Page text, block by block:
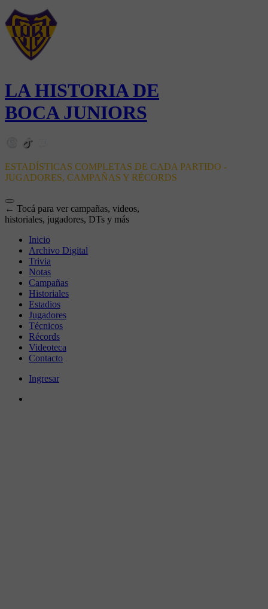
LA HISTORIA DE
BOCA JUNIORS
ESTADÍSTICAS COMPLETAS DE CADA PARTIDO -
JUGADORES, CAMPAÑAS Y RÉCORDS
← Tocá para ver campañas, videos,
historiales, jugadores, DTs y más
Inicio
Archivo Digital
Trivia
Notas
Campañas
Historiales
Estadios
Jugadores
Técnicos
Récords
Videoteca
Contacto
Ingresar